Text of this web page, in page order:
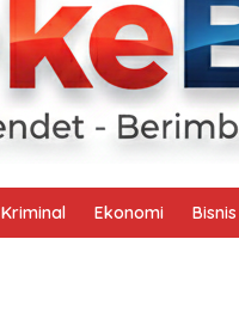
Kriminal Ekonomi Bisnis